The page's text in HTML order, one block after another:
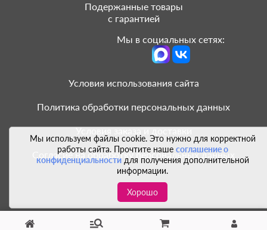
Мы используем файлы cookie. Это нужно для корректной
работы сайта. Прочтите наше соглашение о
конфиденциальностидля получения дополнительной
информации.
Хорошо
Подержанные товары
с гарантией
Мы в социальных сетях:
Условия использования сайта
Политика обработки персональных данных
Условия заказа и доставки
Согласие на обработку персональных данных